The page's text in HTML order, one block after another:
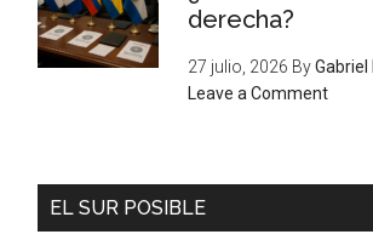
derecha?
27 julio, 2026 By
Leave a Comment
EL SUR POSIBLE